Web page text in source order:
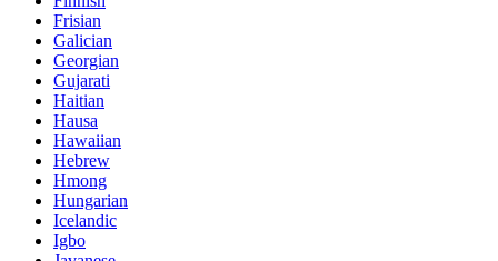
Frisian
Galician
Georgian
Gujarati
Haitian
Hausa
Hawaiian
Hebrew
Hmong
Hungarian
Icelandic
Igbo